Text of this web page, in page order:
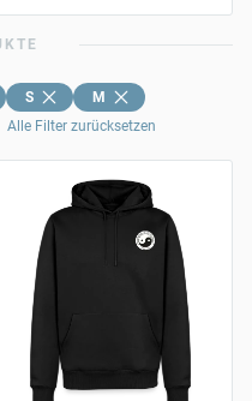
S
M
Alle Filter zurücksetzen